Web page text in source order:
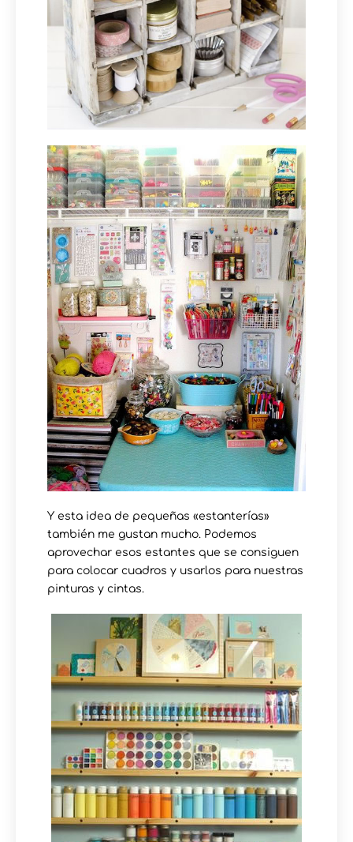
Y esta idea de pequeñas «estanterías»
también me gustan mucho. Podemos
aprovechar esos estantes que se consiguen
para colocar cuadros y usarlos para nuestras
pinturas y cintas.